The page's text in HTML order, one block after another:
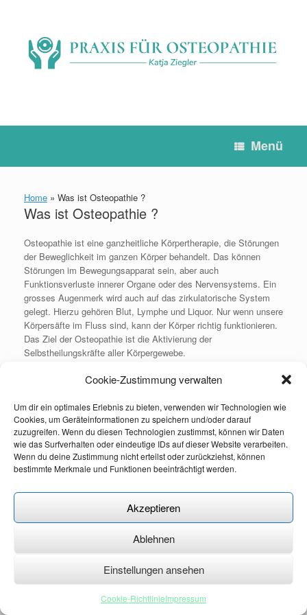
Cookie-Zustimmung verwalten
Um dir ein optimales Erlebnis zu bieten, verwenden wir Technologien wie
Cookies, um Geräteinformationen zu speichern und/oder darauf
zuzugreifen. Wenn du diesen Technologien zustimmst, können wir Daten
wie das Surfverhalten oder eindeutige IDs auf dieser Website verarbeiten.
Wenn du deine Zustimmung nicht erteilst oder zurückziehst, können
bestimmte Merkmale und Funktionen beeinträchtigt werden.
Akzeptieren
Ablehnen
Einstellungen ansehen
Cookie-RichtlinieImpressum
Menü
Home » Was ist Osteopathie ?
Was ist Osteopathie ?
Osteopathie ist eine ganzheitliche Körpertherapie, die Störungen
der Beweglichkeit im ganzen Körper behandelt. Das können
Störungen im Bewegungsapparat sein, aber auch
Funktionsverluste innerer Organe oder des Nervensystems. Ein
grosses Augenmerk wird auch auf das zirkulatorische System
gelegt. Hierzu gehören Blut, Lymphe und Liquor. Nur wenn unsere
Körpersäfte im Fluss sind, kann der Körper richtig funktionieren.
Das Ziel der Osteopathie ist die Aktivierung der
Selbstheilungskräfte aller Körpergewebe.
Impressum| Datenschutzerklärung|Cookie - Richtlinie
Osteopathie-Ziegler © 2026 Datenschutzerklärung Theme bySiteOrigin